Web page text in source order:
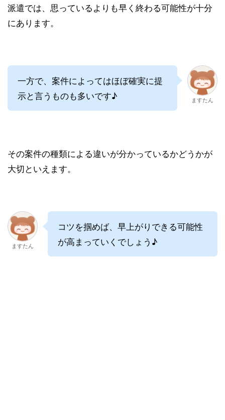
派遣では、思っているよりも早く終わる可能性が十分
にあります。
一方で、案件によってはほぼ確実に提
示と言うものも多いです♪
ますたん
その案件の種類による違いが分かっているかどうかが
大切といえます。
ますたん
コツを掴めば、早上がりできる可能性
が高まっていくでしょう♪